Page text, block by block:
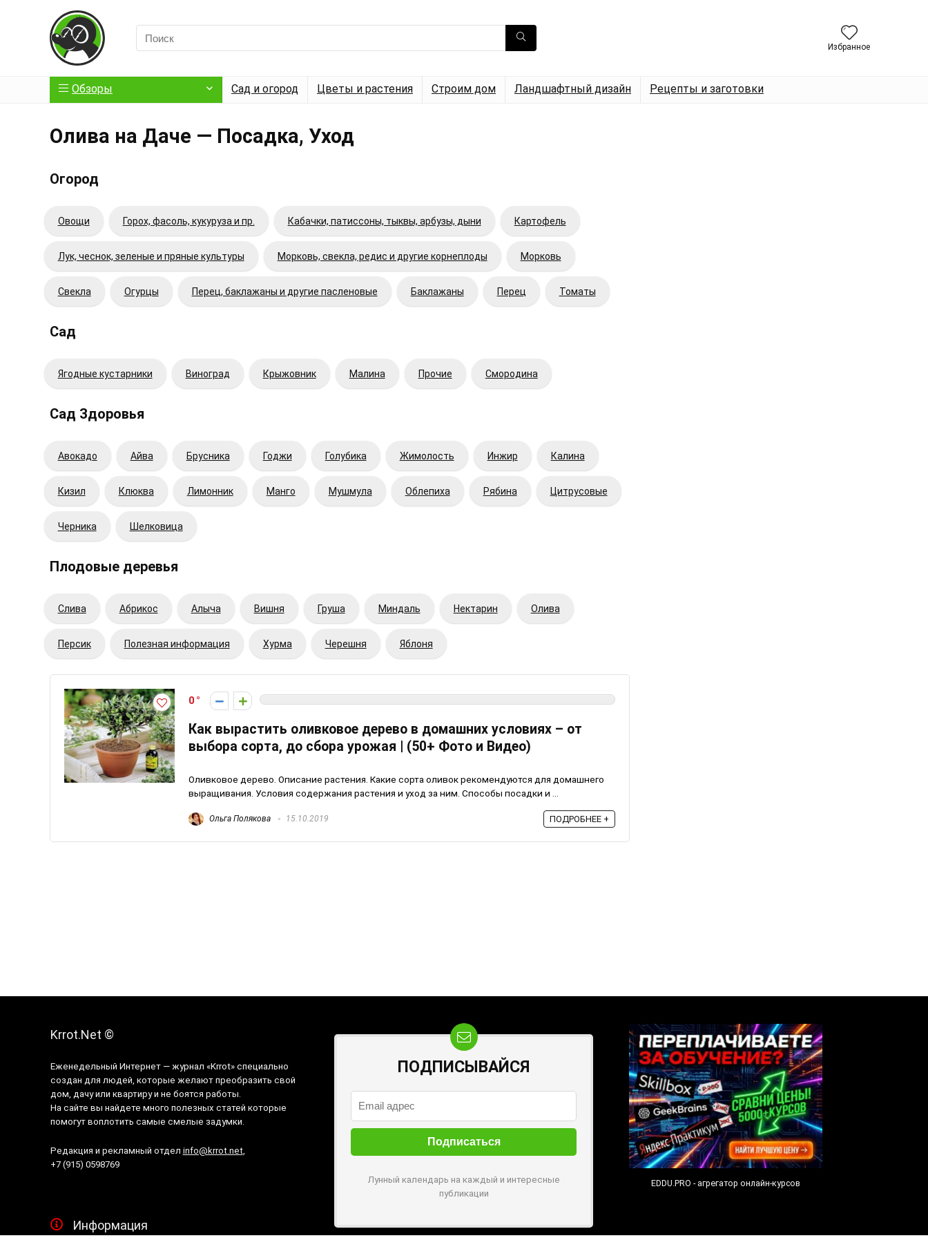
Избранное
Обзоры Сад и огород Цветы и растения Строим дом Ландшафтный дизайн Рецепты и заготовки
Олива на Даче — Посадка, Уход
Огород
Овощи Горох, фасоль, кукуруза и пр. Кабачки, патиссоны, тыквы, арбузы, дыни Картофель
Лук, чеснок, зеленые и пряные культуры Морковь, свекла, редис и другие корнеплоды Морковь
Свекла Огурцы Перец, баклажаны и другие пасленовые Баклажаны Перец Томаты
Сад
Ягодные кустарники Виноград Крыжовник Малина Прочие Смородина
Сад Здоровья
Авокадо Айва Брусника Годжи Голубика Жимолость Инжир Калина
Кизил Клюква Лимонник Манго Мушмула Облепиха Рябина Цитрусовые
Черника Шелковица
Плодовые деревья
Cлива Абрикос Алыча Вишня Груша Миндаль Нектарин Олива
Персик Полезная информация Хурма Черешня Яблоня
0
Как вырастить оливковое дерево в домашних условиях – от
выбора сорта, до сбора урожая | (50+ Фото и Видео)
Оливковое дерево. Описание растения. Какие сорта оливок рекомендуются для домашнего
выращивания. Условия содержания растения и уход за ним. Способы посадки и ...
Ольга Полякова 15.10.2019 ПОДРОБНЕЕ +
Krrot.Net ©
Еженедельный Интернет — журнал «Krrot» специально
создан для людей, которые желают преобразить свой
дом, дачу или квартиру и не боятся работы.
На сайте вы найдете много полезных статей которые
помогут воплотить самые смелые задумки.
Редакция и рекламный отдел info@krrot.net,
+7 (915) 0598769
Информация
ПОДПИСЫВАЙСЯ
Лунный календарь на каждый и интересные
публикации
EDDU.PRO - агрегатор онлайн-курсов